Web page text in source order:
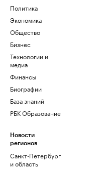
Политика
Экономика
Общество
Бизнес
Технологии и
медиа
Финансы
Биографии
База знаний
РБК Образование
Новости
регионов
Санкт-Петербург
и область